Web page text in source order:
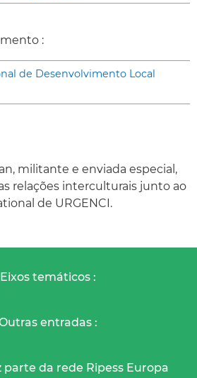
:
de Desenvolvimento Local
militante e enviada especial,
relações interculturais junto ao
de URGENCI.
Eixos temáticos :
entradas :
parte da rede Ripess Europa